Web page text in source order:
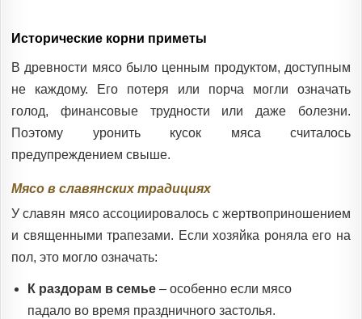
Исторические корни приметы
В древности мясо было ценным продуктом, доступным
не каждому. Его потеря или порча могли означать
голод, финансовые трудности или даже болезни.
Поэтому уронить кусок мяса считалось
предупреждением свыше.
Мясо в славянских традициях
У славян мясо ассоциировалось с жертвоприношением
и священными трапезами. Если хозяйка роняла его на
пол, это могло означать:
К раздорам в семье – особенно если мясо
падало во время праздничного застолья.